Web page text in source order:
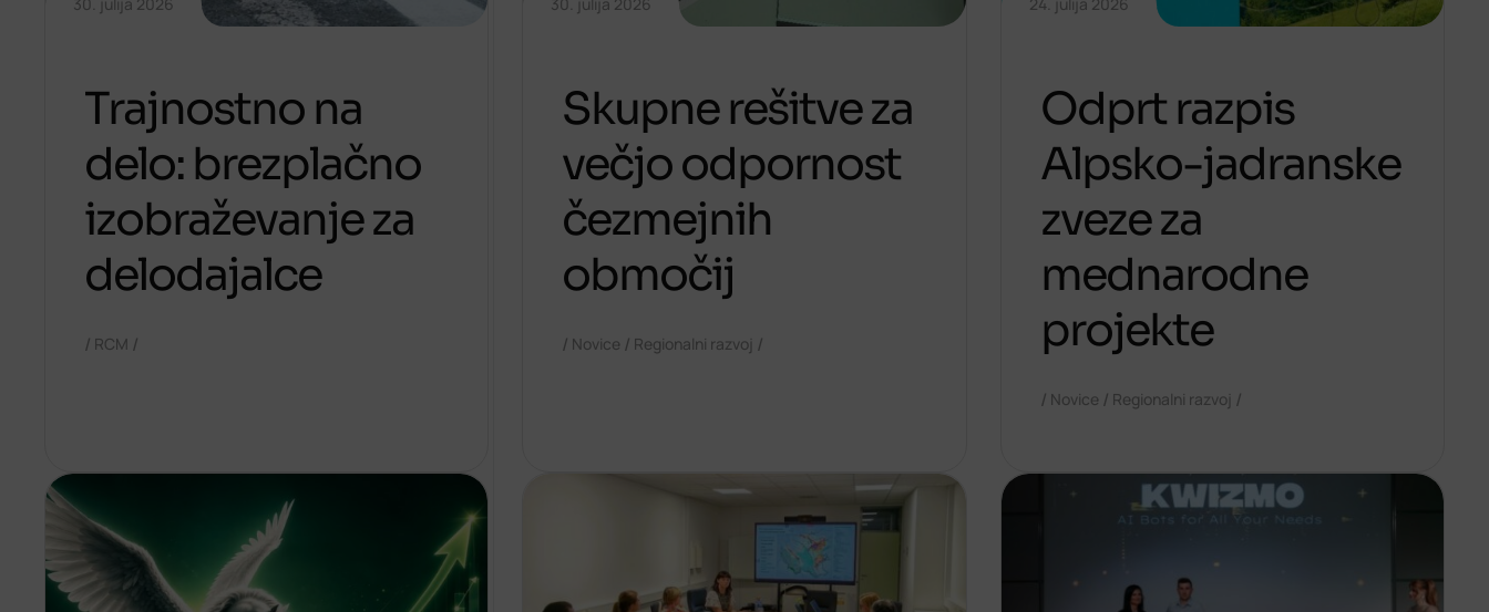
30. julija 2026
Trajnostno na
delo: brezplačno
izobraževanje za
delodajalce
/ RCM /
30. julija 2026
Skupne rešitve za
večjo odpornost
čezmejnih
območij
/ Novice / Regionalni razvoj /
24. julija 2026
Odprt razpis
Alpsko-jadranske
zveze za
mednarodne
projekte
/ Novice / Regionalni razvoj /